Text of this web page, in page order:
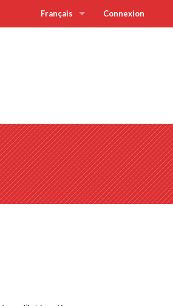
Français Connexion